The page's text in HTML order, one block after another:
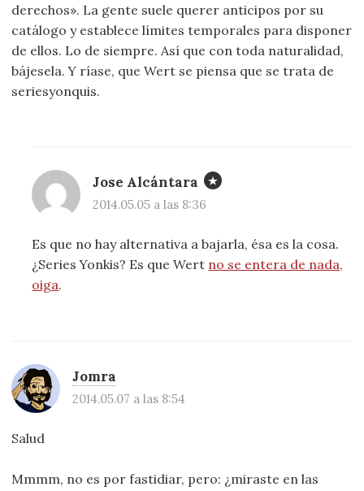
derechos». La gente suele querer anticipos por su
catálogo y establece límites temporales para disponer
de ellos. Lo de siempre. Así que con toda naturalidad,
bájesela. Y ríase, que Wert se piensa que se trata de
seriesyonquis.
Jose Alcántara
2014.05.05 a las 8:36
Es que no hay alternativa a bajarla, ésa es la cosa.
¿Series Yonkis? Es que Wert no se entera de nada,
oiga.
Jomra
2014.05.07 a las 8:54
Salud
Mmmm, no es por fastidiar, pero: ¿miraste en las